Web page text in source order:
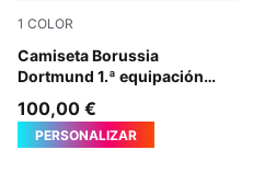
1 COLOR
Camiseta Borussia
Dortmund 1.ª equipación
Faster Yellow-PUMA Black
100,00 €
PERSONALIZAR